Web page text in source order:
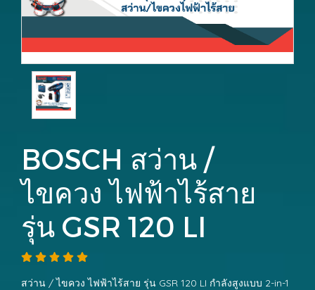
BOSCH สว่าน /
ไขควง ไฟฟ้าไร้สาย
รุ่น GSR 120 LI
สว่าน / ไขควง ไฟฟ้าไร้สาย รุ่น GSR 120 LI กำลังสูงแบบ 2-in-1